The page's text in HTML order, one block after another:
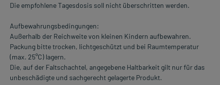
Die empfohlene Tagesdosis soll nicht überschritten werden.
Aufbewahrungsbedingungen:
Außerhalb der Reichweite von kleinen Kindern aufbewahren.
Packung bitte trocken, lichtgeschützt und bei Raumtemperatur
(max. 25°C) lagern.
Die, auf der Faltschachtel, angegebene Haltbarkeit gilt nur für das
unbeschädigte und sachgerecht gelagerte Produkt.